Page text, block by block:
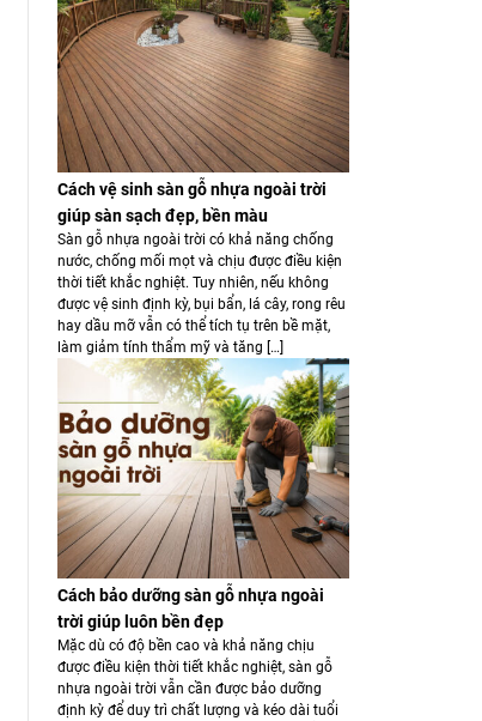
Cách vệ sinh sàn gỗ nhựa ngoài trời
giúp sàn sạch đẹp, bền màu
Sàn gỗ nhựa ngoài trời có khả năng chống
nước, chống mối mọt và chịu được điều kiện
thời tiết khắc nghiệt. Tuy nhiên, nếu không
được vệ sinh định kỳ, bụi bẩn, lá cây, rong rêu
hay dầu mỡ vẫn có thể tích tụ trên bề mặt,
làm giảm tính thẩm mỹ và tăng […]
Cách bảo dưỡng sàn gỗ nhựa ngoài
trời giúp luôn bền đẹp
Mặc dù có độ bền cao và khả năng chịu
được điều kiện thời tiết khắc nghiệt, sàn gỗ
nhựa ngoài trời vẫn cần được bảo dưỡng
định kỳ để duy trì chất lượng và kéo dài tuổi